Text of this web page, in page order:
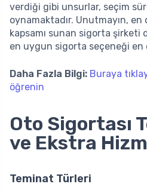
verdiği gibi unsurlar, seçim
oynamaktadır. Unutmayın,
kapsamı sunan sigorta şirketi
en uygun sigorta seçeneği en
Daha Fazla Bilgi: Buraya
öğrenin
Oto Sigortası
ve Ekstra
Teminat Türleri